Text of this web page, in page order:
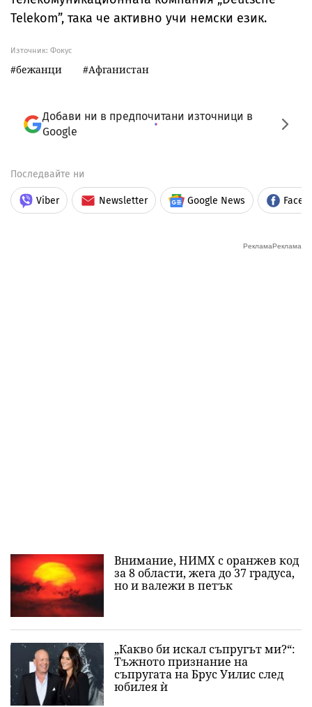
Telekom”, така че активно учи немски език.
Източник: Фокус
бежанци Афганистан
Добави ни в предпочитани източници в
Google
Последвайте ни
Viber Newsletter Google News
Внимание, НИМХ с оранжев код
за 8 области, жега до 37 градуса,
но и валежи в петък
„Какво би искал съпругът ми?“:
Тъжното признание на
съпругата на Брус Уилис след
юбилея ѝ